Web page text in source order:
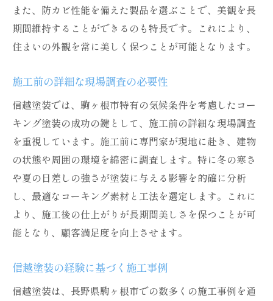
また、防カビ性能を備えた製品を選ぶことで、美観を長
期間維持することができるのも特長です。これにより、
住まいの外観を常に美しく保つことが可能となります。
施工前の詳細な現場調査の必要性
信越塗装では、駒ヶ根市特有の気候条件を考慮したコー
キング塗装の成功の鍵として、施工前の詳細な現場調査
を重視しています。施工前に専門家が現地に赴き、建物
の状態や周囲の環境を綿密に調査します。特に冬の寒さ
や夏の日差しの強さが塗装に与える影響を的確に分析
し、最適なコーキング素材と工法を選定します。これに
より、施工後の仕上がりが長期間美しさを保つことが可
能となり、顧客満足度を向上させます。
信越塗装の経験に基づく施工事例
信越塗装は、長野県駒ヶ根市での数多くの施工事例を通